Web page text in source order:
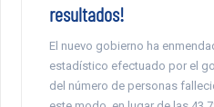
resultados!
El nuevo gobierno ha
estadístico efectuado por el
del número de personas